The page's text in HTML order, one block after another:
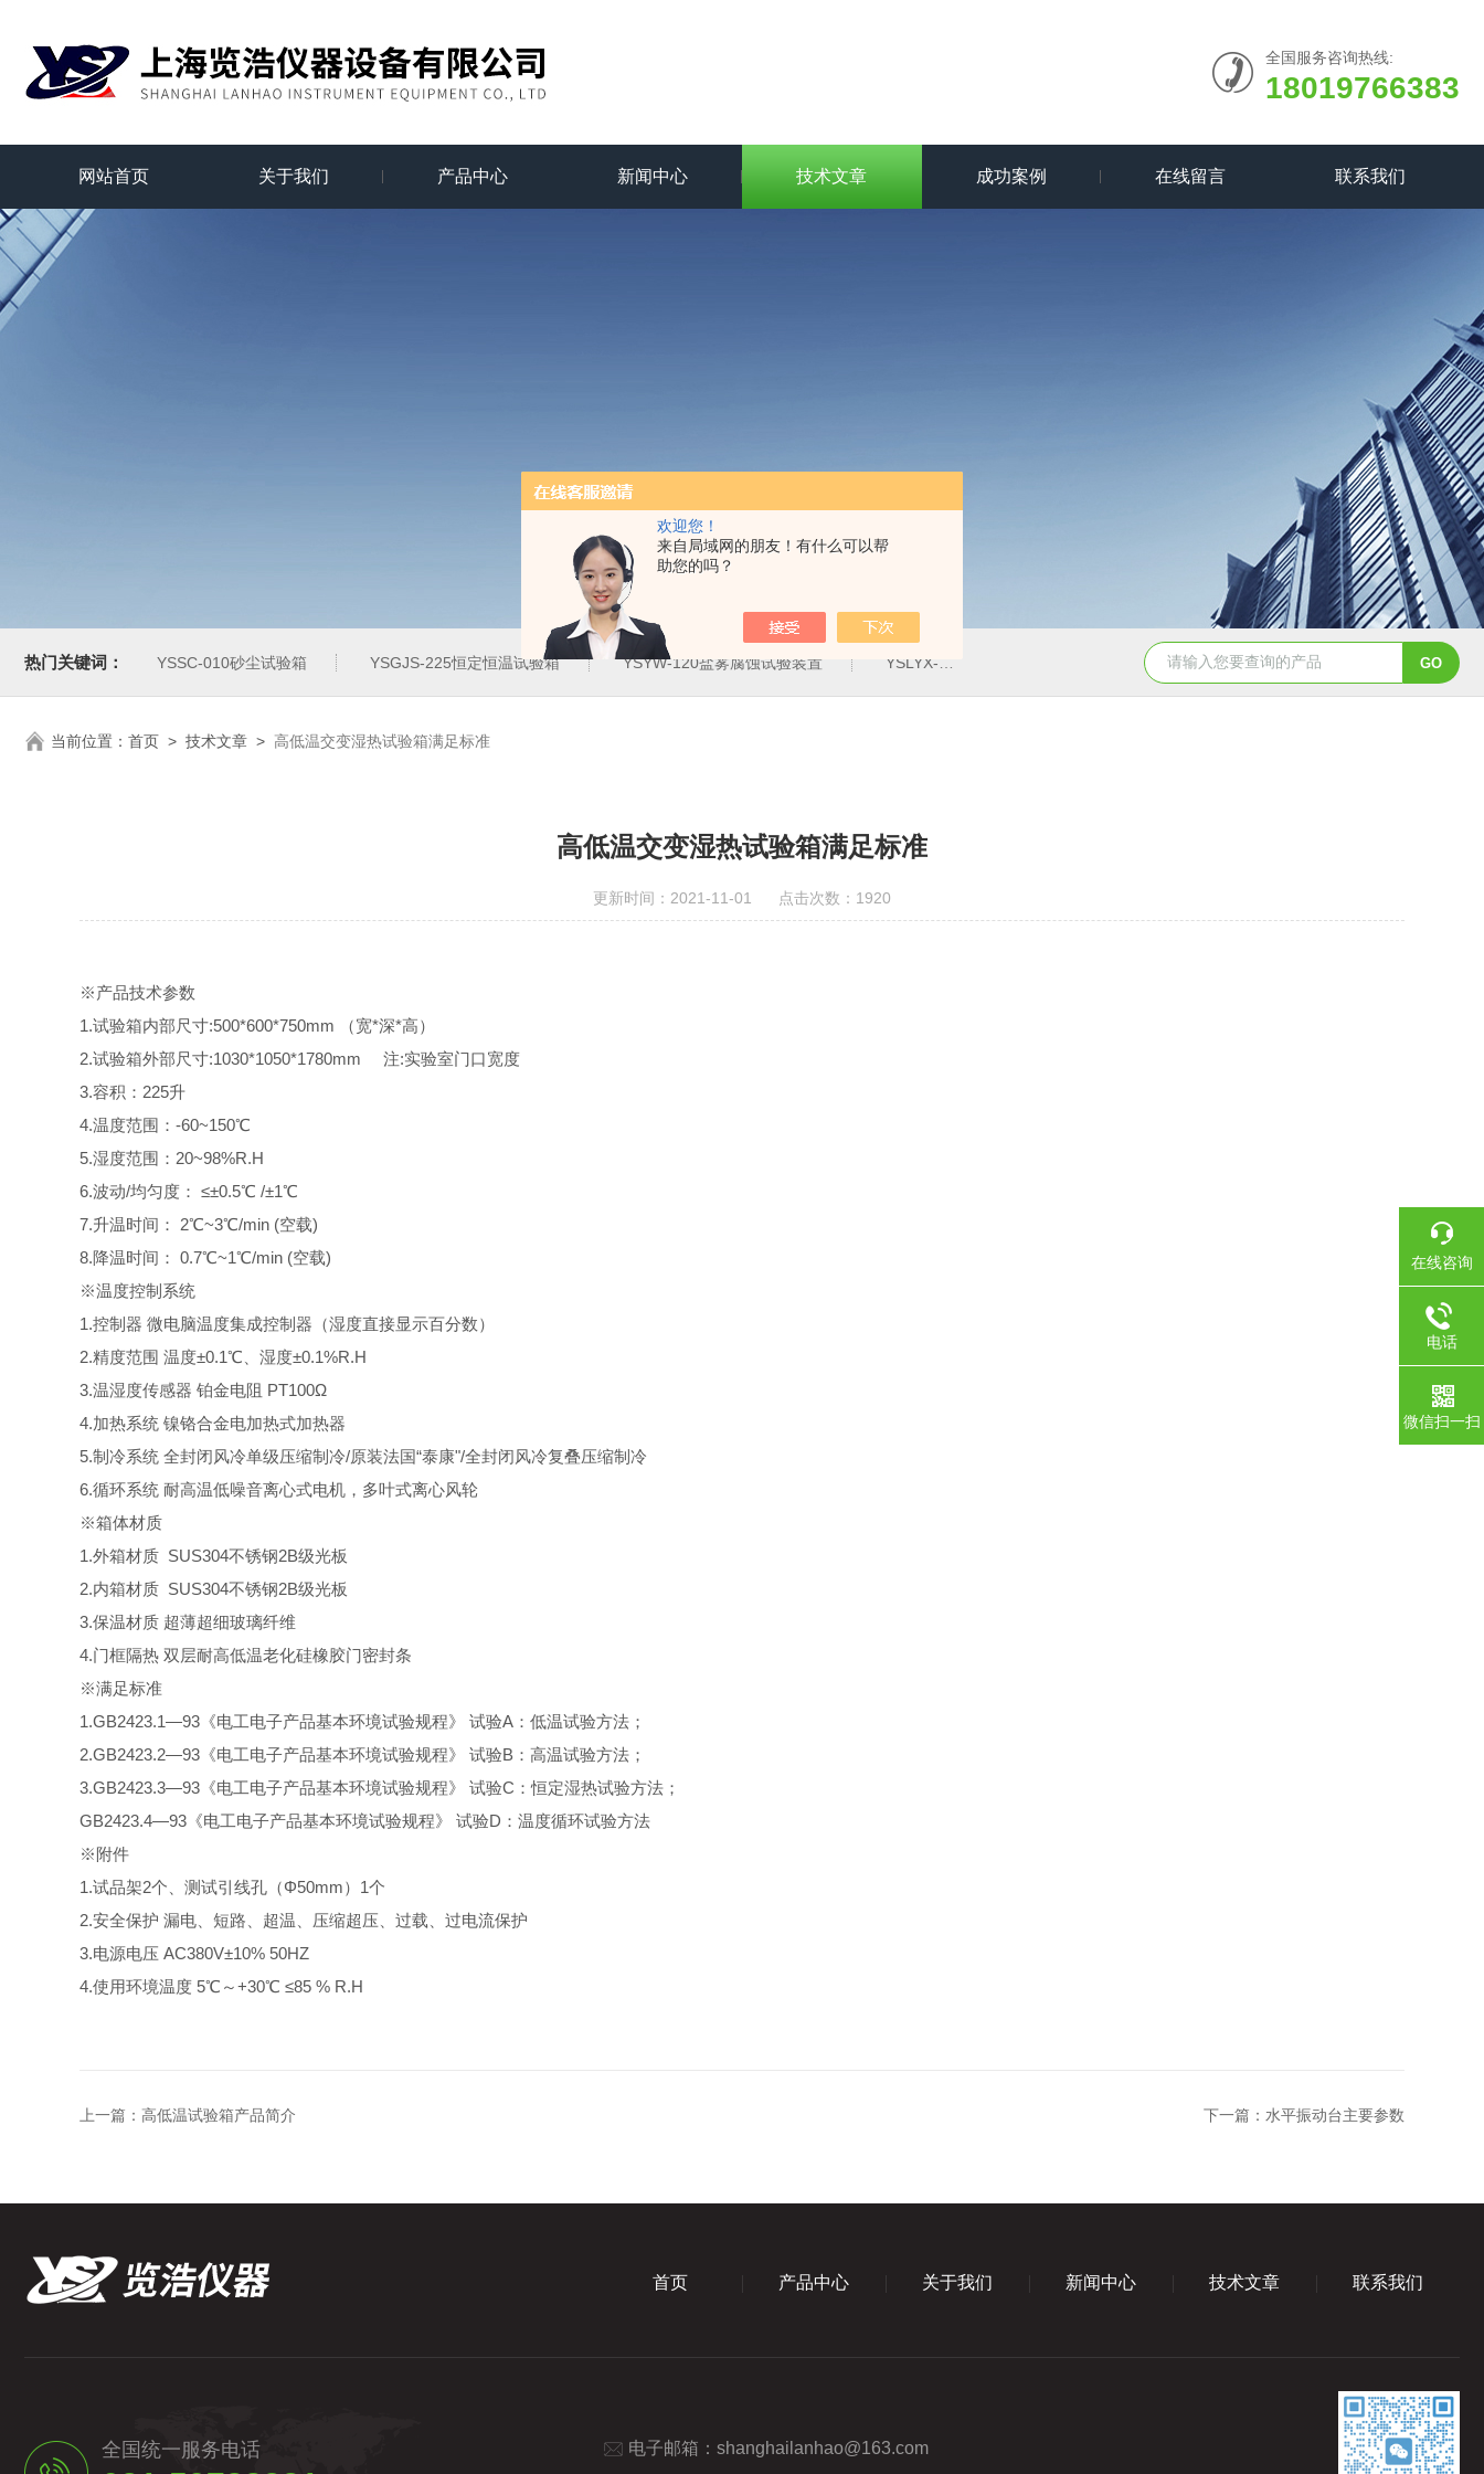
欢迎您！
来自局域网的朋友！有什么可以帮
助您的吗？
全国服务咨询热线:
18019766383
网站首页 关于我们 产品中心 新闻中心 技术文章 成功案例 在线留言 联系我们
热门关键词： YSSC-010砂尘试验箱 YSGJS-225恒定恒温试验箱 YSYW-120盐雾腐蚀试验装置 YSLYX-010防水试验设备 YSCYS-010臭氧老化试验设备
当前位置： 首页 > 技术文章 > 高低温交变湿热试验箱满足标准
高低温交变湿热试验箱满足标准
更新时间：2021-11-01 点击次数：1920
※产品技术参数
1.试验箱内部尺寸:500*600*750mm （宽*深*高）
2.试验箱外部尺寸:1030*1050*1780mm 注:实验室门口宽度
3.容积： 225升
4.温度范围： -60~150℃
5.湿度范围： 20~98%R.H
6.波动/均匀度： ≤±0.5℃ /±1℃
7.升温时间：
2℃~3℃/min (空载)
8.降温时间： 0.7℃~1℃/min (空载)
※温度控制系统
1.控制器 微电脑温度集成控制器（湿度直接显示百分数）
2.精度范围 温度±0.1℃、湿度±0.1%R.H
3.温湿度传感器 铂金电阻 PT100Ω
4.加热系统 镍铬合金电加热式加热器
5.制冷系统 全封闭风冷单级压缩制冷/原装法国“泰康"/全封闭风冷复叠压缩制冷
6.循环系统 耐高温低噪音离心式电机，多叶式离心风轮
※箱体材质
1.外箱材质 SUS304不锈钢2B级光板
2.内箱材质 SUS304不锈钢2B级光板
3.保温材质 超薄超细玻璃纤维
4.门框隔热 双层耐高低温老化硅橡胶门密封条
※满足标准
1.GB2423.1—93《电工电子产品基本环境试验规程》 试验A：低温试验方法；
2.GB2423.2—93《电工电子产品基本环境试验规程》 试验B：高温试验方法；
3.GB2423.3—93《电工电子产品基本环境试验规程》 试验C：恒定湿热试验方法；
GB2423.4—93《电工电子产品基本环境试验规程》 试验D：温度循环试验方法
※附件
1.试品架2个、测试引线孔（Φ50mm）1个
2.安全保护 漏电、短路、超温、压缩超压、过载、过电流保护
3.电源电压 AC380V±10% 50HZ
4.使用环境温度 5℃～+30℃ ≤85 % R.H
上一篇： 高低温试验箱产品简介 下一篇： 水平振动台主要参数
首页 产品中心 关于我们 新闻中心 技术文章 联系我们
全国统一服务电话 电子邮箱： shanghailanhao@163.com
在线咨询
电话
微信扫一扫